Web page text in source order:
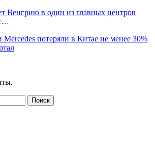
Венгрию в один из главных центров
потеряли в Китае не менее 30%